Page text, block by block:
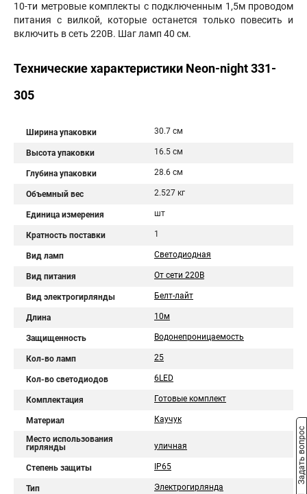
10-ти метровые комплекты с подключенным 1,5м проводом
питания с вилкой, которые останется только повесить и
включить в сеть 220В. Шаг ламп 40 см.
Технические характеристики Neon-night 331-
305
Ширина упаковки 30.7 см
Высота упаковки 16.5 см
Глубина упаковки 28.6 см
Объемный вес 2.527 кг
Единица измерения шт
Кратность поставки 1
Вид ламп Светодиодная
Вид питания От сети 220В
Вид электрогирлянды Белт-лайт
Длина 10м
Защищенность Водонепроницаемость
Кол-во ламп 25
Кол-во светодиодов 6LED
Комплектация Готовые комплект
Материал Каучук
Место использования
гирлянды
уличная
Степень защиты IP65
Тип Электрогирлянда
Задать вопрос